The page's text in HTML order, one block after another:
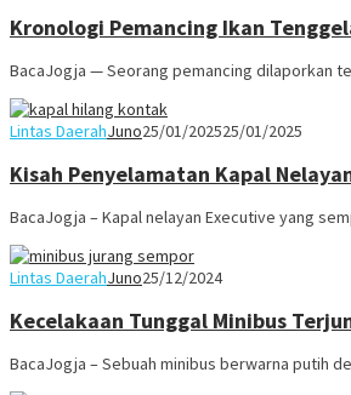
Kronologi Pemancing Ikan
BacaJogja — Seorang pemancing dilaporkan
Lintas DaerahJuno25/01/202525/01/2025
Kisah Penyelamatan Kapal
BacaJogja – Kapal nelayan Executive yang
Lintas DaerahJuno25/12/2024
Kecelakaan Tunggal Minibus
BacaJogja – Sebuah minibus berwarna putih